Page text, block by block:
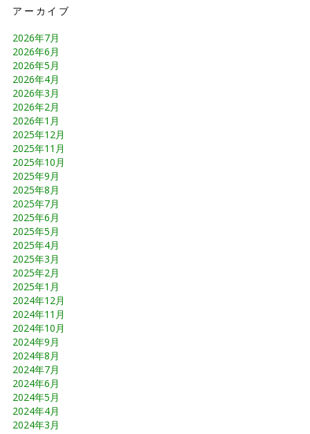
アーカイブ
2026年7月
2026年6月
2026年5月
2026年4月
2026年3月
2026年2月
2026年1月
2025年12月
2025年11月
2025年10月
2025年9月
2025年8月
2025年7月
2025年6月
2025年5月
2025年4月
2025年3月
2025年2月
2025年1月
2024年12月
2024年11月
2024年10月
2024年9月
2024年8月
2024年7月
2024年6月
2024年5月
2024年4月
2024年3月